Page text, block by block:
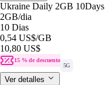
Ukraine Daily 2GB 10Days
2GB/dia
10 Dias
0,54 US$/GB
10,80 US$
15 % de descuento
5G
Ver detalles